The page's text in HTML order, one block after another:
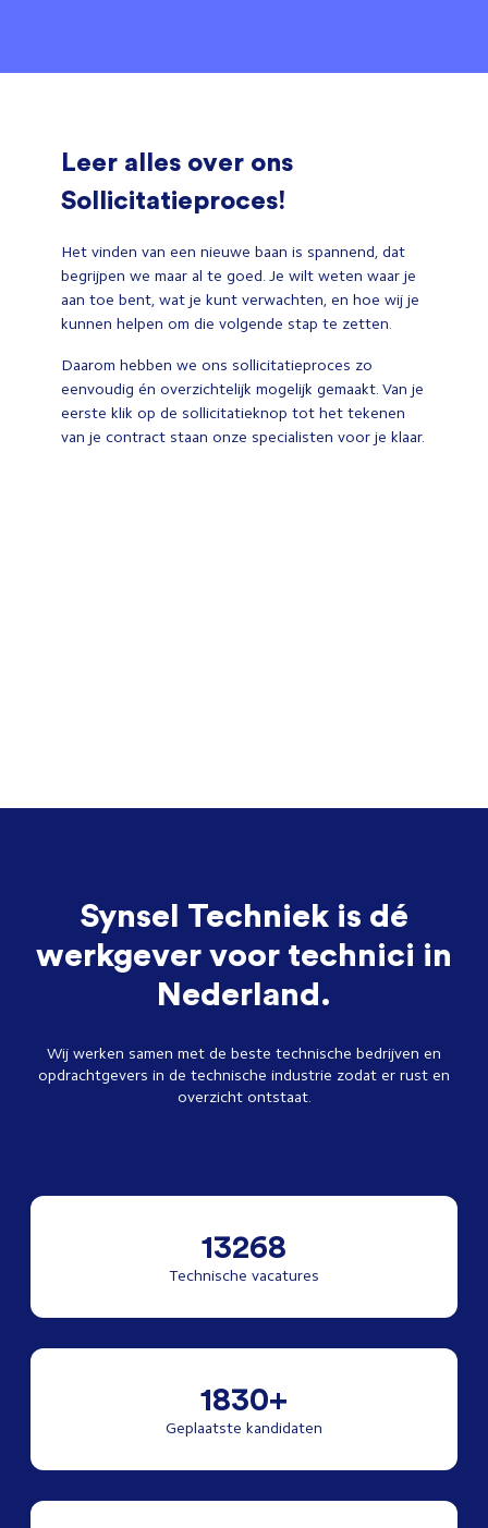
Leer alles over ons
Sollicitatieproces!
Het vinden van een nieuwe baan is spannend, dat
begrijpen we maar al te goed. Je wilt weten waar je
aan toe bent, wat je kunt verwachten, en hoe wij je
kunnen helpen om die volgende stap te zetten.
Daarom hebben we ons sollicitatieproces zo
eenvoudig én overzichtelijk mogelijk gemaakt. Van je
eerste klik op de sollicitatieknop tot het tekenen
van je contract staan onze specialisten voor je klaar.
Synsel Techniek is dé
werkgever voor technici in
Nederland.
Wij werken samen met de beste technische bedrijven en
opdrachtgevers in de technische industrie zodat er rust en
overzicht ontstaat.
13268
Technische vacatures
1830+
Geplaatste kandidaten